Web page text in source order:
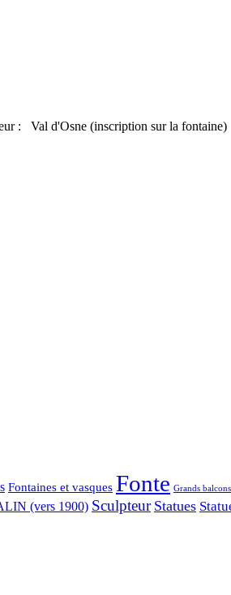
: Val d'Osne (inscription sur la fontaine)
Fontaines et vasques Fonte Grands balcons
(vers 1900) Sculpteur Statues